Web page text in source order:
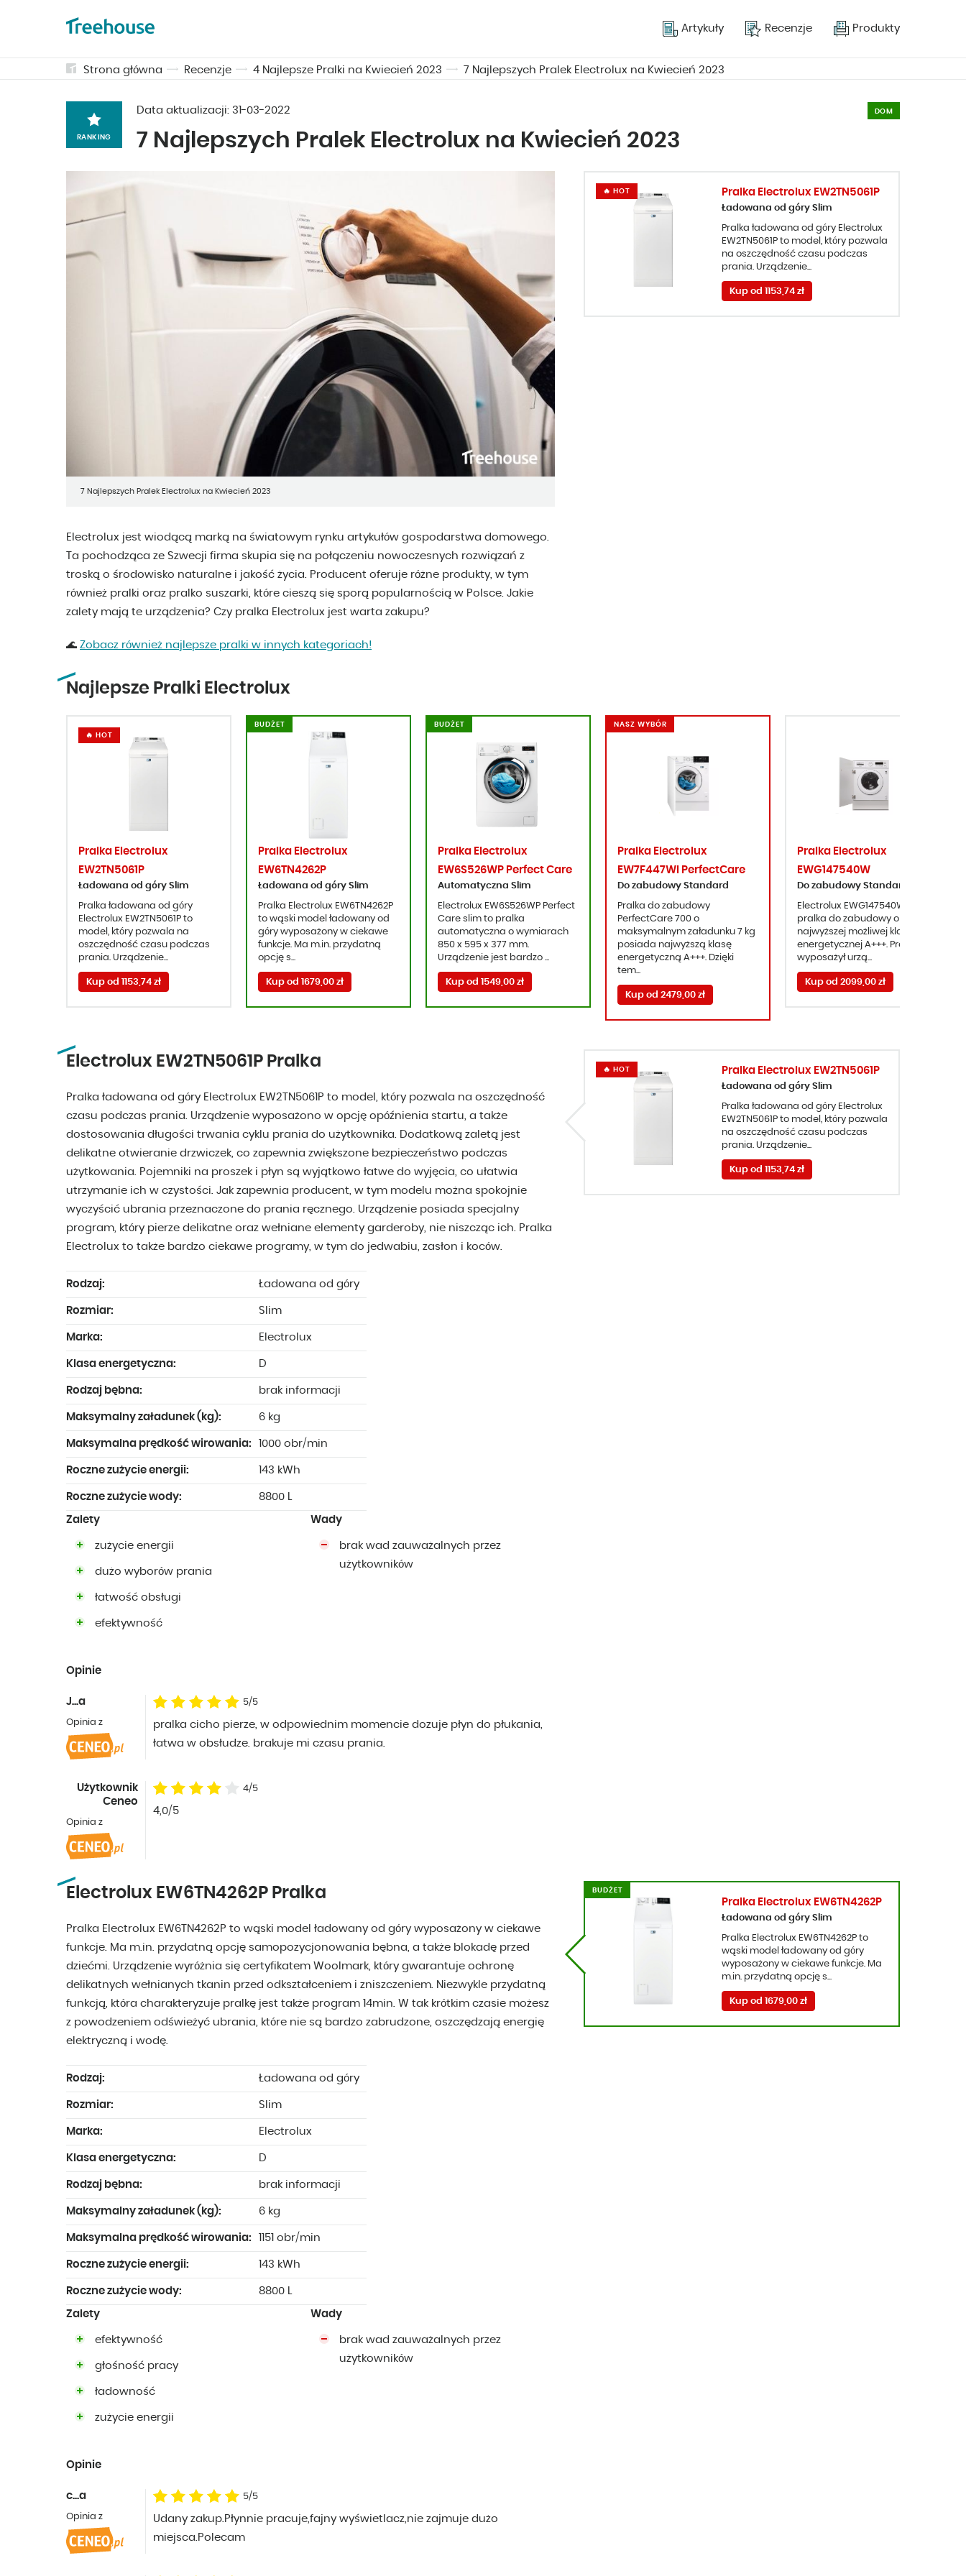
Artykuły Recenzje Produkty
Strona główna Recenzje 4 Najlepsze Pralki na Kwiecień 2023 7 Najlepszych Pralek Electrolux na Kwiecień 2023
RANKING
Data aktualizacji: 31-03-2022 DOM
7 Najlepszych Pralek Electrolux na Kwiecień 2023
7 Najlepszych Pralek Electrolux na Kwiecień 2023
Electrolux jest wiodącą marką na światowym rynku artykułów gospodarstwa domowego.
Ta pochodząca ze Szwecji firma skupia się na połączeniu nowoczesnych rozwiązań z
troską o środowisko naturalne i jakość życia. Producent oferuje różne produkty, w tym
również pralki oraz pralko suszarki, które cieszą się sporą popularnością w Polsce. Jakie
zalety mają te urządzenia? Czy pralka Electrolux jest warta zakupu?
🌊 Zobacz również najlepsze pralki w innych kategoriach!
Pralka Electrolux EW2TN5061P
Ładowana od góry Slim
Pralka ładowana od góry Electrolux
EW2TN5061P to model, który pozwala
na oszczędność czasu podczas
prania. Urządzenie...
Kup od 1153,74 zł
🔥 HOT
Najlepsze Pralki Electrolux
Pralka Electrolux
EW2TN5061P
Ładowana od góry Slim
Pralka ładowana od góry
Electrolux EW2TN5061P to
model, który pozwala na
oszczędność czasu podczas
prania. Urządzenie...
Kup od 1153,74 zł
🔥 HOT
Pralka Electrolux
EW6TN4262P
Ładowana od góry Slim
Pralka Electrolux EW6TN4262P
to wąski model ładowany od
góry wyposażony w ciekawe
funkcje. Ma m.in. przydatną
opcję s...
Kup od 1679,00 zł
BUDŻET
Pralka Electrolux
EW6S526WP Perfect Care
Automatyczna Slim
Electrolux EW6S526WP Perfect
Care slim to pralka
automatyczna o wymiarach
850 x 595 x 377 mm.
Urządzenie jest bardzo ...
Kup od 1549,00 zł
BUDŻET
Pralka Electrolux
EW7F447WI PerfectCare
Do zabudowy Standard
Pralka do zabudowy
PerfectCare 700 o
maksymalnym załadunku 7 kg
posiada najwyższą klasę
energetyczną A+++. Dzięki
tem...
Kup od 2479,00 zł
NASZ WYBÓR
Pralka Electrolux
EWG147540W
Do zabudowy Standard
Electrolux EWG147540W to
pralka do zabudowy o
najwyższej możliwej klasie
energetycznej A+++. Producent
wyposażył urzą...
Kup od 2099,00 zł
Electrolux EW2TN5061P Pralka
Pralka ładowana od góry Electrolux EW2TN5061P to model, który pozwala na oszczędność
czasu podczas prania. Urządzenie wyposażono w opcję opóźnienia startu, a także
dostosowania długości trwania cyklu prania do użytkownika. Dodatkową zaletą jest
delikatne otwieranie drzwiczek, co zapewnia zwiększone bezpieczeństwo podczas
użytkowania. Pojemniki na proszek i płyn są wyjątkowo łatwe do wyjęcia, co ułatwia
utrzymanie ich w czystości. Jak zapewnia producent, w tym modelu można spokojnie
wyczyścić ubrania przeznaczone do prania ręcznego. Urządzenie posiada specjalny
program, który pierze delikatne oraz wełniane elementy garderoby, nie niszcząc ich. Pralka
Electrolux to także bardzo ciekawe programy, w tym do jedwabiu, zasłon i koców.
Rodzaj: Ładowana od góry
Rozmiar: Slim
Marka: Electrolux
Klasa energetyczna: D
Rodzaj bębna: brak informacji
Maksymalny załadunek (kg): 6 kg
Maksymalna prędkość wirowania: 1000 obr/min
Roczne zużycie energii: 143 kWh
Roczne zużycie wody: 8800 L
Zalety
zużycie energii
dużo wyborów prania
łatwość obsługi
efektywność
Wady
brak wad zauważalnych przez
użytkowników
Opinie
5/5
pralka cicho pierze, w odpowiednim momencie dozuje płyn do płukania,
łatwa w obsłudze. brakuje mi czasu prania.
J...a
Opinia z
4/5
4,0/5
Użytkownik
Ceneo
Opinia z
Pralka Electrolux EW2TN5061P
Ładowana od góry Slim
Pralka ładowana od góry Electrolux
EW2TN5061P to model, który pozwala
na oszczędność czasu podczas
prania. Urządzenie...
Kup od 1153,74 zł
🔥 HOT
Electrolux EW6TN4262P Pralka
Pralka Electrolux EW6TN4262P to wąski model ładowany od góry wyposażony w ciekawe
funkcje. Ma m.in. przydatną opcję samopozycjonowania bębna, a także blokadę przed
dziećmi. Urządzenie wyróżnia się certyfikatem Woolmark, który gwarantuje ochronę
delikatnych wełnianych tkanin przed odkształceniem i zniszczeniem. Niezwykle przydatną
funkcją, która charakteryzuje pralkę jest także program 14min. W tak krótkim czasie możesz
z powodzeniem odświeżyć ubrania, które nie są bardzo zabrudzone, oszczędzają energię
elektryczną i wodę.
Rodzaj: Ładowana od góry
Rozmiar: Slim
Marka: Electrolux
Klasa energetyczna: D
Rodzaj bębna: brak informacji
Maksymalny załadunek (kg): 6 kg
Maksymalna prędkość wirowania: 1151 obr/min
Roczne zużycie energii: 143 kWh
Roczne zużycie wody: 8800 L
Zalety
efektywność
głośność pracy
ładowność
zużycie energii
Wady
brak wad zauważalnych przez
użytkowników
Opinie
5/5
Udany zakup.Płynnie pracuje,fajny wyświetlacz,nie zajmuje dużo
miejsca.Polecam
c...a
Opinia z
Pralka Electrolux EW6TN4262P
Ładowana od góry Slim
Pralka Electrolux EW6TN4262P to
wąski model ładowany od góry
wyposażony w ciekawe funkcje. Ma
m.in. przydatną opcję s...
Kup od 1679,00 zł
BUDŻET